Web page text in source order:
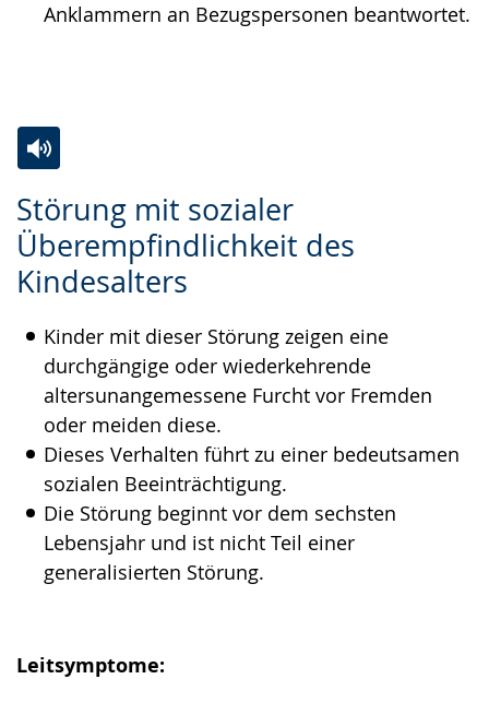
Anklammern an Bezugspersonen beantwortet.
Störung mit sozialer
Überempfindlichkeit des
Kindesalters
Kinder mit dieser Störung zeigen eine
durchgängige oder wiederkehrende
altersunangemessene Furcht vor Fremden
oder meiden diese.
Dieses Verhalten führt zu einer bedeutsamen
sozialen Beeinträchtigung.
Die Störung beginnt vor dem sechsten
Lebensjahr und ist nicht Teil einer
generalisierten Störung.
Leitsymptome:
Leichten
Sprache
wechseln.
Audio-
Unterstützung.
Video
in
Deutscher
wird
angezeigt.